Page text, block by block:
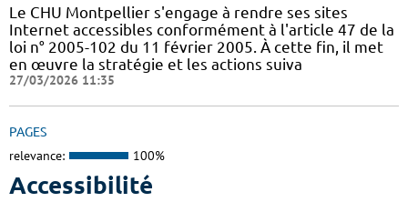
Le CHU Montpellier s'engage à rendre ses sites
Internet accessibles conformément à l'article 47 de la
loi n° 2005-102 du 11 février 2005. À cette fin, il met
en œuvre la stratégie et les actions suiva
27/03/2026 11:35
PAGES
relevance: 100%
Accessibilité